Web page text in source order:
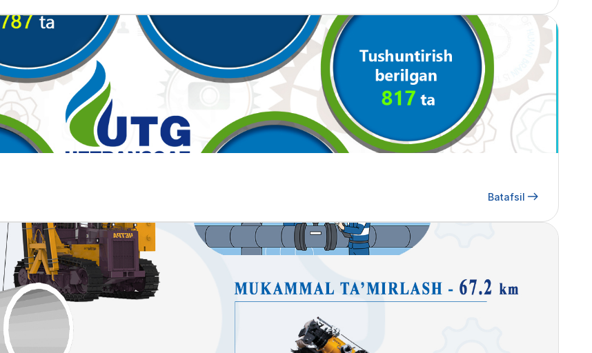
Batafsil